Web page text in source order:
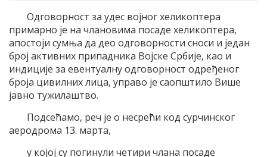
Одговорност за удес војног хеликоптера
примарно је на члановима посаде хеликоптера,
апостоји сумња да део одговорности сноси и један
број активних припадника Војске Србије, као и
индиције за евентуалну одговорност одређеног
броја цивилних лица, управо је саопштило Више
јавно тужилаштво.
Подсећамо, реч је о несрећи код сурчинског
аеродрома 13. марта,
у којој су погинули четири члана посаде